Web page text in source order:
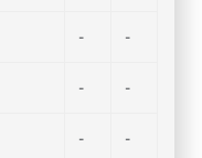
- -
- -
- -